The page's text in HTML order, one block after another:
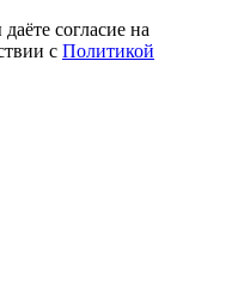
согласие на
с Политикой